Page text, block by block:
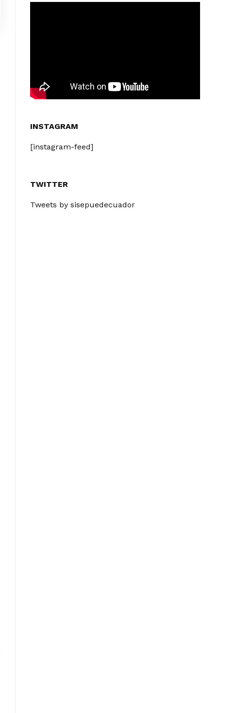
INSTAGRAM
[instagram-feed]
TWITTER
Tweets by sisepuedecuador